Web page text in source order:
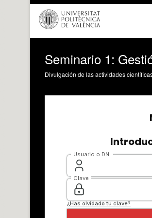
Seminario 1:
Divulgación de las actividades